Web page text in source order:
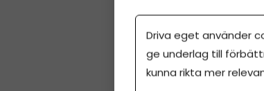
Driva eget använder
ge underlag till
kunna rikta mer